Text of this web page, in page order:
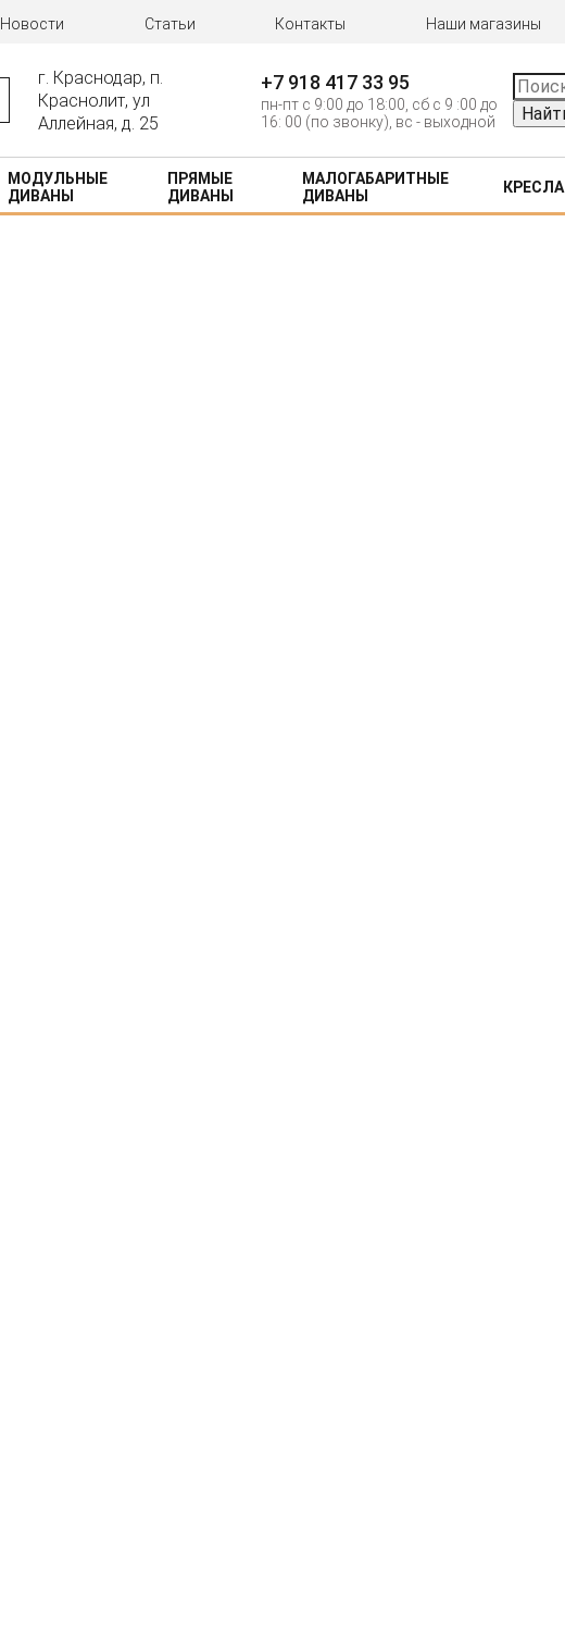
Новости Статьи Контакты Наши магазины
г. Краснодар, п.
Краснолит, ул
Аллейная, д. 25
+7 918 417 33 95
пн-пт c 9:00 до 18:00, сб с 9 :00 до
16: 00 (по звонку), вс - выходной
МОДУЛЬНЫЕ
ДИВАНЫ
ПРЯМЫЕ
ДИВАНЫ
МАЛОГАБАРИТНЫЕ
ДИВАНЫ
КРЕСЛА